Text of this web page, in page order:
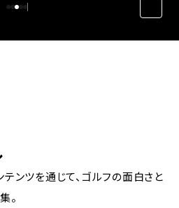
テンツを通じて、ゴルフの面白さと
。